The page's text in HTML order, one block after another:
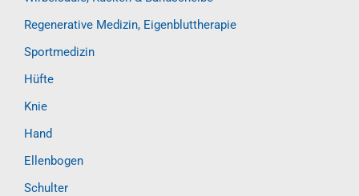
Regenerative Medizin, Eigenbluttherapie
Sportmedizin
Hüfte
Knie
Hand
Ellenbogen
Schulter